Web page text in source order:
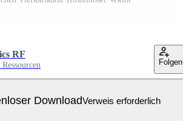
RF
Folgen
DownloadVerweis erforderlich